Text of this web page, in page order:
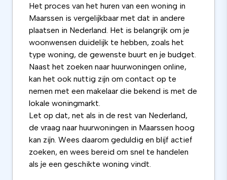
Het proces van het huren van een woning in
Maarssen is vergelijkbaar met dat in andere
plaatsen in Nederland. Het is belangrijk om je
woonwensen duidelijk te hebben, zoals het
type woning, de gewenste buurt en je budget.
Naast het zoeken naar huurwoningen online,
kan het ook nuttig zijn om contact op te
nemen met een makelaar die bekend is met de
lokale woningmarkt.
Let op dat, net als in de rest van Nederland,
de vraag naar huurwoningen in Maarssen hoog
kan zijn. Wees daarom geduldig en blijf actief
zoeken, en wees bereid om snel te handelen
als je een geschikte woning vindt.